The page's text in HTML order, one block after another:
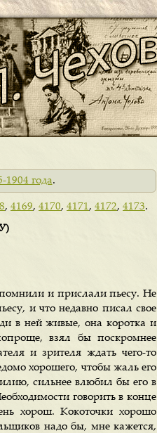
1904 года.
, 4169, 4170, 4171, 4172, 4173.
и прислали пьесу. Не
и что недавно писал свое
в ней живые, она коротка и
взял бы поскромнее
и зрителя ждать чего-то
хорошего, чтобы жаль его
сильнее влюбил бы его в
говорить в конце
хорош. Кокоточки хорошо
надо бы, мне кажется,